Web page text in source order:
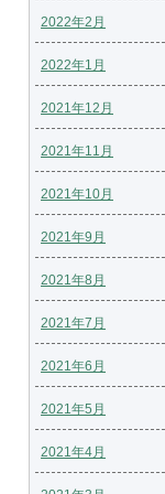
2022年2月
2022年1月
2021年12月
2021年11月
2021年10月
2021年9月
2021年8月
2021年7月
2021年6月
2021年5月
2021年4月